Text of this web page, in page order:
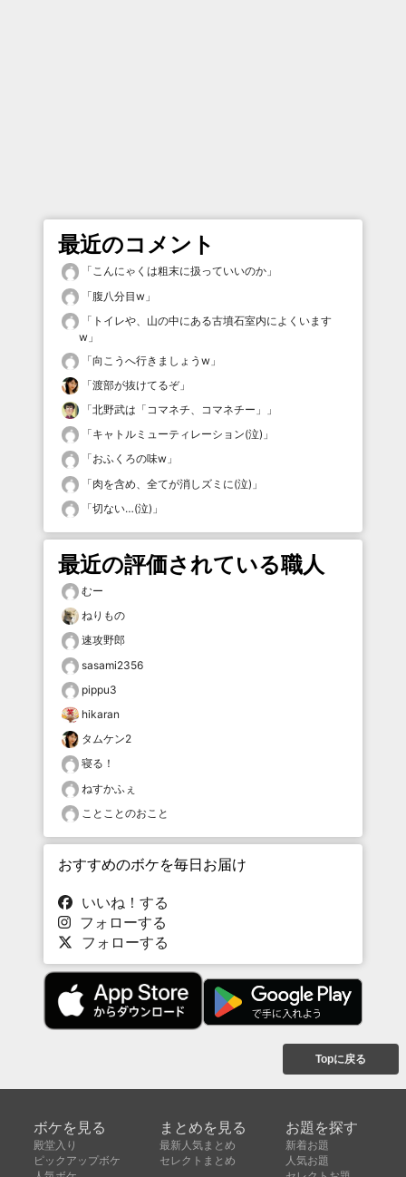
最近のコメント
「こんにゃくは粗末に扱っていいのか 」
「腹八分目w 」
「 トイレや、山の中にある古墳石室内によくいます
w 」
「向こうへ行きましょうw 」
「渡部が抜けてるぞ」
「北野武は「コマネチ、コマネチー」
」
「キャトルミューティレーション(泣) 」
「おふくろの味w 」
「肉を含め、全てが消しズミに(泣) 」
「切ない…(泣) 」
最近の評価されている職人
むー
ねりもの
速攻野郎
sasami2356
pippu3
hikaran
タムケン2
寝る！
ねすかふぇ
ことことのおこと
おすすめのボケを毎日お届け
いいね！する
フォローする
フォローする
Topに戻る
ボケを見る
殿堂入り
ピックアップボケ
まとめを見る
最新人気まとめ
セレクトまとめ
お題を探す
新着お題
人気お題